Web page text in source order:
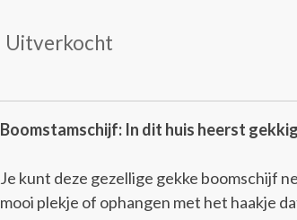
Uitverkocht
Boomstamschijf: In dit huis heerst
Je kunt deze gezellige gekke boomschijf
mooi plekje of ophangen met het haakje